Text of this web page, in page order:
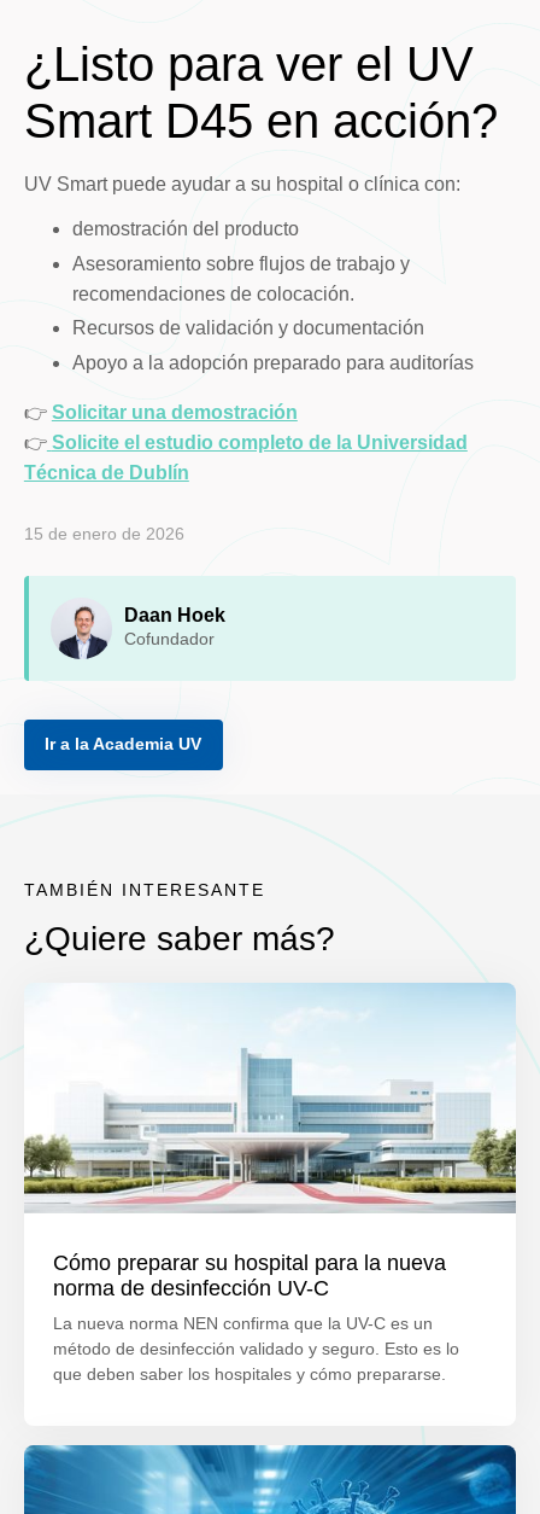
¿Listo para ver el UV
Smart D45 en acción?
UV Smart puede ayudar a su hospital o clínica con:
demostración del producto
Asesoramiento sobre flujos de trabajo y
recomendaciones de colocación.
Recursos de validación y documentación
Apoyo a la adopción preparado para auditorías
👉 Solicitar una demostración
👉 Solicite el estudio completo de la Universidad
Técnica de Dublín
15 de enero de 2026
Daan Hoek
Cofundador
Ir a la Academia UV
TAMBIÉN INTERESANTE
¿Quiere saber más?
Cómo preparar su hospital para la nueva
norma de desinfección UV-C
La nueva norma NEN confirma que la UV-C es un
método de desinfección validado y seguro. Esto es lo
que deben saber los hospitales y cómo prepararse.